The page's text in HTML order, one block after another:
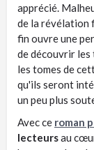
apprécié.
de la révélation
fin ouvre une
de découvrir les
les tomes de
qu'ils seront
un peu plus
Avec ce roman
lecteursau